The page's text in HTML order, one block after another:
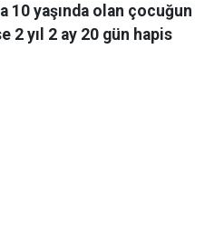
10 yaşında olan çocuğun
2 yıl 2 ay 20 gün hapis